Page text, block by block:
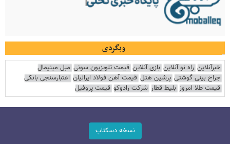
وبگردی
خبرآنلاین راه نو آنلاین بازی آنلاین قیمت تلویزیون سونی مبل مینیمال
جراح بینی گوشتی پرشین هتل قیمت آهن فولاد ایرانیان اعتبارسنجی بانکی
قیمت طلا امروز بلیط قطار شرکت رادوکو قیمت پروفیل
نسخه دسکتاپ